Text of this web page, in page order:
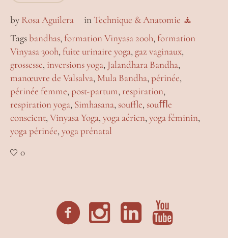
by Rosa Aguilera in Technique & Anatomie 🧘
Tagsbandhas, formation Vinyasa 200h, formation
Vinyasa 300h, fuite urinaire yoga, gaz vaginaux,
grossesse, inversions yoga, Jalandhara Bandha,
manœuvre de Valsalva, Mula Bandha, périnée,
périnée femme, post-partum, respiration,
respiration yoga, Simhasana, souffle, souﬄe
conscient, Vinyasa Yoga, yoga aérien, yoga féminin,
yoga périnée, yoga prénatal
0